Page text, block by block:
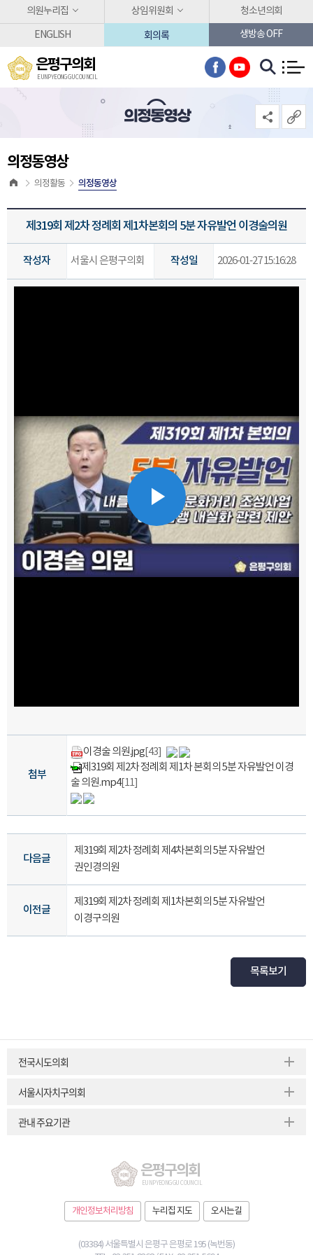
본문바로가기
의원누리집 상임위원회 청소년의회
ENGLISH 회의록 생방송 OFF
은평구의회
EUNPYEONG GU COUNCIL
의정동영상
의정동영상
의정활동 의정동영상
제319회 제2차 정례회 제1차본회의 5분 자유발언 이경술의원
작성자 서울시 은평구의회 작성일 2026-01-27 15:16:28
Play
Video
첨부
이경술 의원.jpg[43]
제319회 제2차 정례회 제1차 본회의 5분 자유발언 이경
술 의원.mp4[11]
다음글
제319회 제2차 정례회 제4차본회의 5분 자유발언
권인경의원
이전글
제319회 제2차 정례회 제1차본회의 5분 자유발언
이경구의원
목록보기
전국시도의회
서울시자치구의회
관내 주요기관
은평구의회
EUNPYEONG GU COUNCIL
개인정보처리방침 누리집 지도 오시는길
(03384) 서울특별시 은평구 은평로 195 (녹번동)